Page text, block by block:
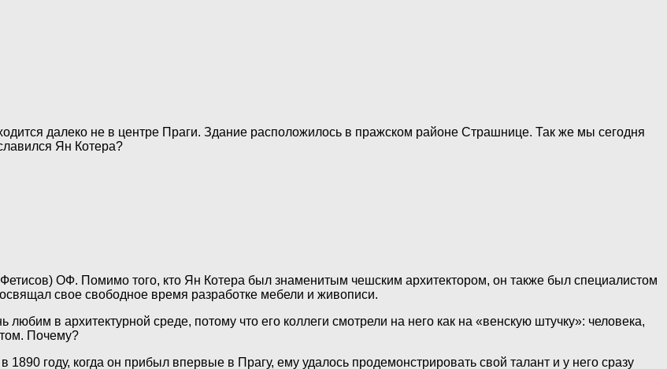
далеко не в центре Праги. Здание расположилось в пражском районе Страшнице. Так же мы сегодня
Ян Котера?
ОФ. Помимо того, кто Ян Котера был знаменитым чешским архитектором, он также был специалистом
свое свободное время разработке мебели и живописи.
в архитектурной среде, потому что его коллеги смотрели на него как на «венскую штучку»: человека,
Почему?
году, когда он прибыл впервые в Прагу, ему удалось продемонстрировать свой талант и у него сразу